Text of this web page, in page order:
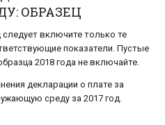
ОБРАЗЕЦ
включите только те
показатели. Пустые
2018 года не включайте.
декларации о плате за
среду за 2017 год.